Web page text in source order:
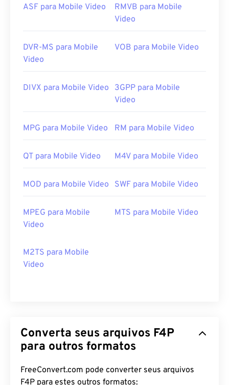
00 00
00 00
ASF para Mobile Video
RMVB para Mobile
Video
DVR-MS para Mobile
Video
VOB para Mobile Video
DIVX para Mobile Video
3GPP para Mobile
Video
MPG para Mobile Video RM para Mobile Video
QT para Mobile Video M4V para Mobile Video
MOD para Mobile Video SWF para Mobile Video
MPEG para Mobile
Video
MTS para Mobile Video
M2TS para Mobile
Video
Converta seus arquivos F4P
para outros formatos
FreeConvert.com pode converter seus arquivos
F4P para estes outros formatos: